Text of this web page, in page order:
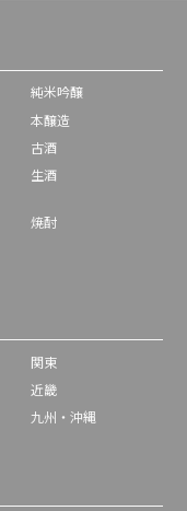
純米吟醸
本醸造
古酒
生酒
焼酎
関東
近畿
九州・沖縄